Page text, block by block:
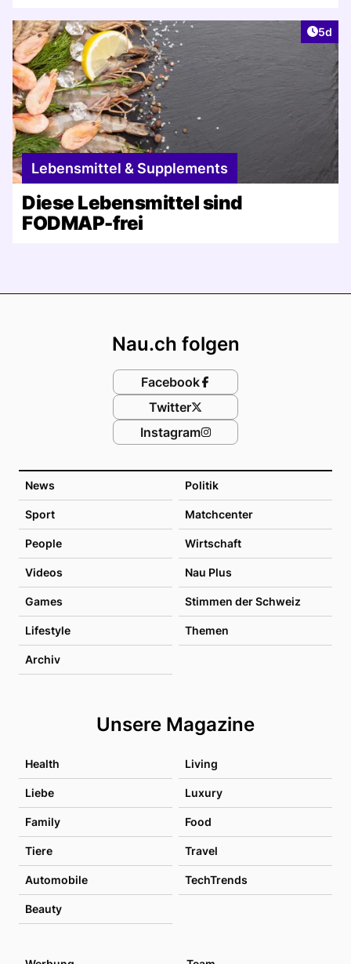
5d
Lebensmittel & Supplements
Diese Lebensmittel sind
FODMAP-frei
News Politik
Sport Matchcenter
People Wirtschaft
Videos Nau Plus
Games Stimmen der Schweiz
Lifestyle Themen
Archiv
Unsere Magazine
Health Living
Liebe Luxury
Family Food
Tiere Travel
Automobile TechTrends
Beauty
Nau.ch folgen
Facebook
Twitter
Instagram